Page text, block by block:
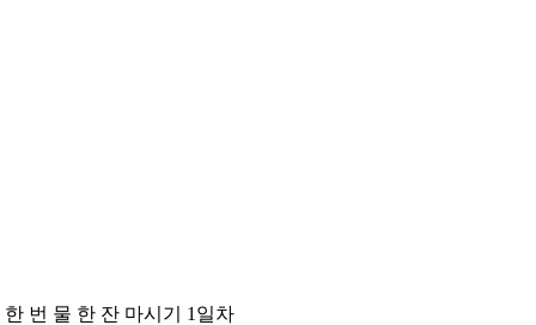
한 번 물 한 잔 마시기 1일차